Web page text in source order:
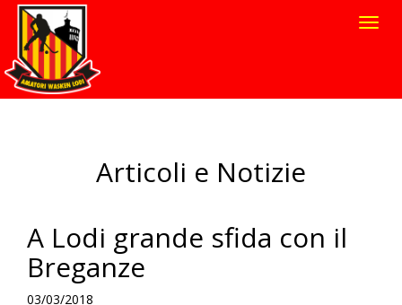
Articoli e Notizie
A Lodi grande sfida con il
Breganze
03/03/2018